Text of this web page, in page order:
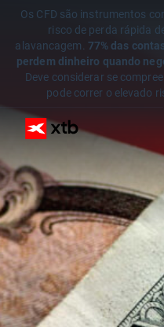
Os CFD são instrumentos
risco de perda rápida
alavancagem. 77% das
perdem dinheiro quando
Deve considerar se
pode correr o elevado